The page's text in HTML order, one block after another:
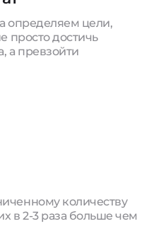
определяем цели,
просто достичь
а превзойти
количеству
в 2-3 раза больше чем